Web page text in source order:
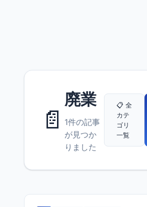
📄
廃業
1件の記事
が見つか
りました
📋 全
カテ
ゴリ
一覧